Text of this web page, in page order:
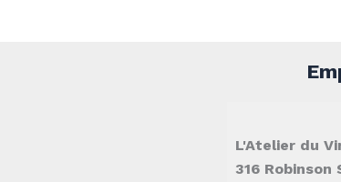
L'Atelier du
316 Robinson